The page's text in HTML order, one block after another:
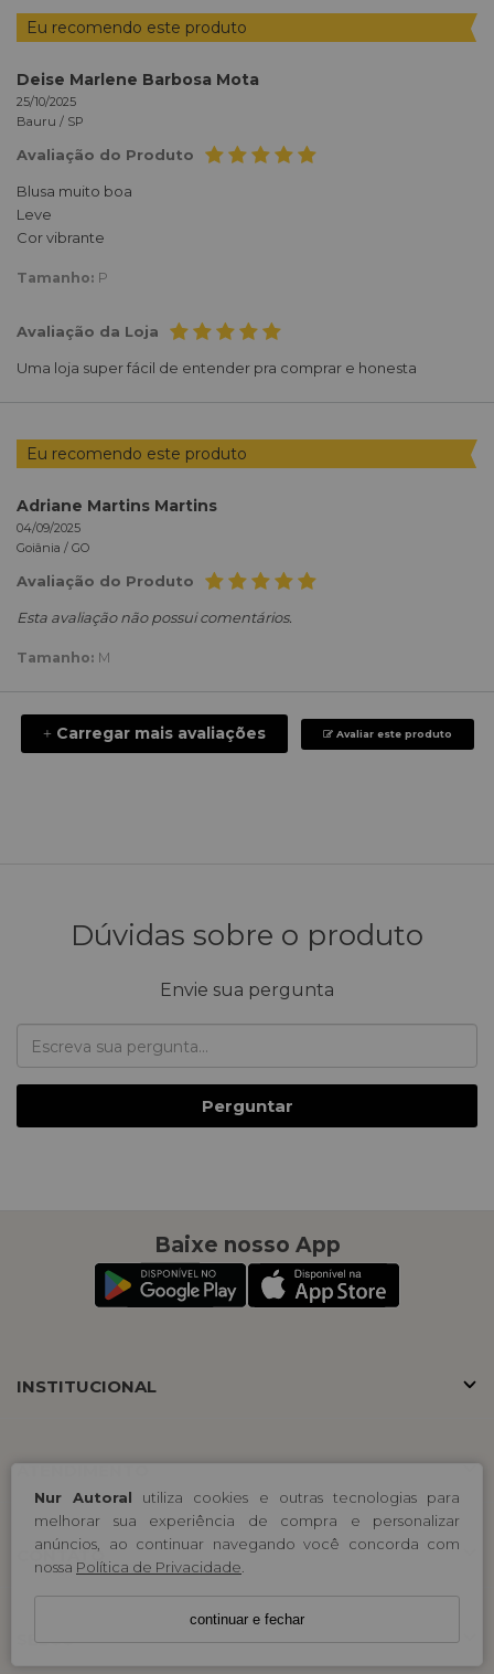
Nur Autoral utiliza cookies e outras tecnologias para
melhorar sua experiência de compra e personalizar
anúncios, ao continuar navegando você concorda com
nossa Política de Privacidade.
continuar e fechar
Eu recomendo este produto
Deise Marlene Barbosa Mota
25/10/2025
Bauru / SP
Avaliação do Produto
Blusa muito boa
Leve
Cor vibrante
Tamanho: P
Avaliação da Loja
Uma loja super fácil de entender pra comprar e honesta
Eu recomendo este produto
Adriane Martins Martins
04/09/2025
Goiânia / GO
Avaliação do Produto
Esta avaliação não possui comentários.
Tamanho: M
+ Carregar mais avaliações Avaliar este produto
Dúvidas sobre o produto
Envie sua pergunta
Perguntar
Baixe nosso App
INSTITUCIONAL
CONTATO
SELOS